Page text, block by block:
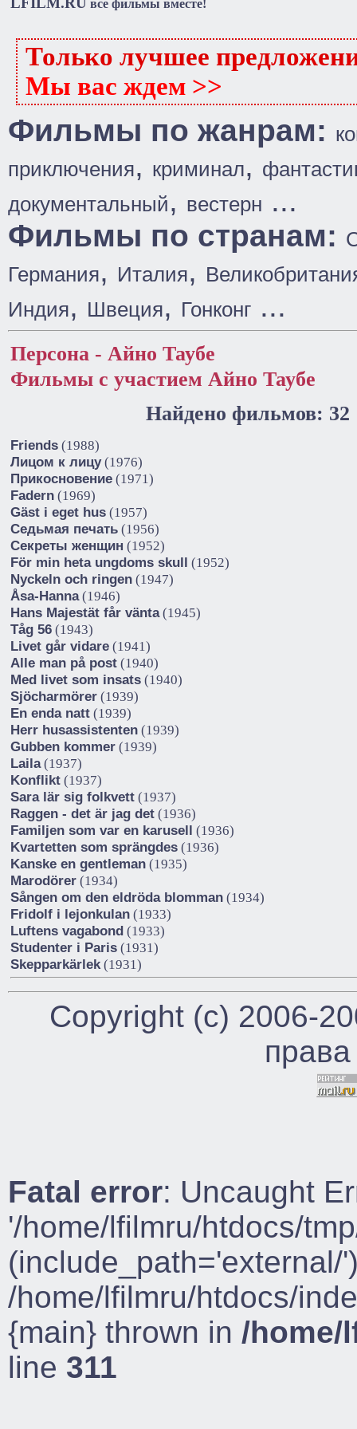
все фильмы вместе!
Только лучшее
Мы вас ждем >>
Фильмы по жанрам:
приключения, криминал,
документальный, вестерн ...
Фильмы по странам:
Германия, Италия,
Индия, Швеция, Гонконг ...
Персона - Айно Таубе
Фильмы с участием Айно Таубе
Найдено фильмов: 32
Friends (1988)
Лицом к лицу(1976)
Прикосновение (1971)
Fadern (1969)
Gäst i eget hus (1957)
Седьмая печать (1956)
Секреты женщин (1952)
För min heta ungdoms skull (1952)
Nyckeln och ringen (1947)
Åsa-Hanna(1946)
Hans Majestät får vänta(1945)
Tåg 56 (1943)
Livet går vidare (1941)
Alle man på post (1940)
Med livet som insats (1940)
Sjöcharmörer (1939)
En enda natt (1939)
Herr husassistenten (1939)
Gubben kommer (1939)
Laila(1937)
Konflikt (1937)
Sara lär sig folkvett (1937)
Raggen - det är jag det (1936)
Familjen som var en karusell (1936)
Kvartetten som sprängdes (1936)
Kanske en gentleman (1935)
Marodörer (1934)
Sången om den eldröda blomman (1934)
Fridolf i lejonkulan (1933)
Luftens vagabond (1933)
Studenter i Paris (1931)
Skepparkärlek (1931)
Copyright (c) 2006-
Fatal error: Uncaught
'/home/lfilmru/htdocs/
(include_path='external/
/home/lfilmru/htdocs/
{main} thrown in /home/
line 311